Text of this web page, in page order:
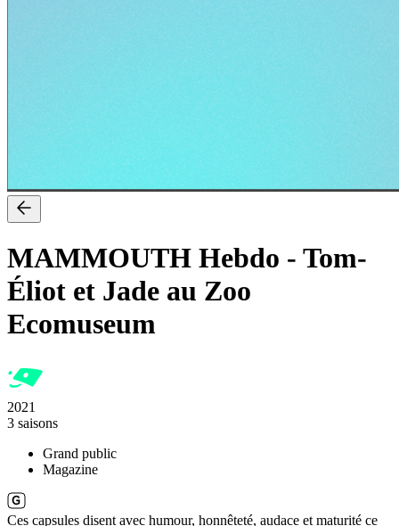
MAMMOUTH Hebdo - Tom-
Éliot et Jade au Zoo
Ecomuseum
2021
3 saisons
Grand public
Magazine
Ces capsules disent avec humour, honnêteté, audace et maturité ce